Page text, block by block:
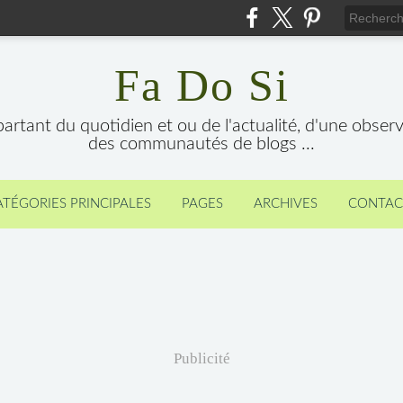
Fa Do Si
du quotidien et ou de l'actualité, d'une
des communautés de blogs ...
PRINCIPALES PAGES ARCHIVES
Publicité